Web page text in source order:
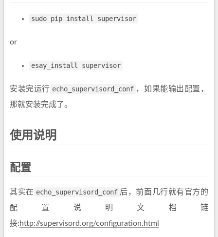
sudo pip install supervisor
or
esay_install supervisor
安装完运行 echo_supervisord_conf ，如果能输出配置，
那就安装完成了。
使用说明
配置
其实在 echo_supervisord_conf 后，前面几行就有官方的
配置说明文档链
接:http://supervisord.org/configuration.html